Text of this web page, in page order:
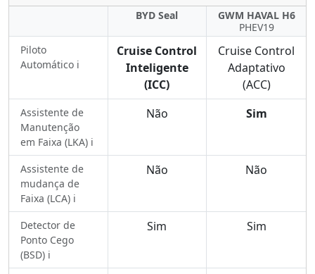
BYD Seal
GWM HAVAL H6
PHEV19
Piloto
Automático ℹ️
Cruise Control
Inteligente
(ICC)
Cruise Control
Adaptativo
(ACC)
Assistente de
Manutenção
em Faixa (LKA) ℹ️
Não Sim
Assistente de
mudança de
Faixa (LCA) ℹ️
Não Não
Detector de
Ponto Cego
(BSD) ℹ️
Sim Sim